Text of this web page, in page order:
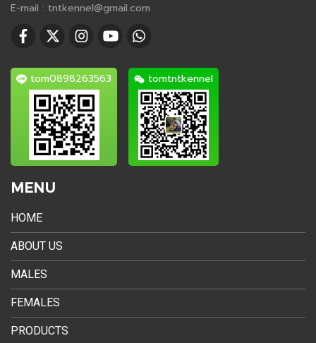
E-mail : tntkennel@gmail.com
tom0898263563 tomtntkennel
MENU
HOME
ABOUT US
MALES
FEMALES
PRODUCTS